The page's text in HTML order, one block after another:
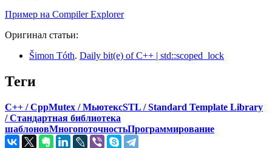
Пример на Compiler Explorer
Оригинал статьи:
Šimon Tóth. Daily bit(e) of C++ | std::scoped_lock
Теги
C++ / CppMutex / МьютексSTL / Standard Template Library
/ Стандартная библиотека
шаблоновМногопоточностьПрограммирование